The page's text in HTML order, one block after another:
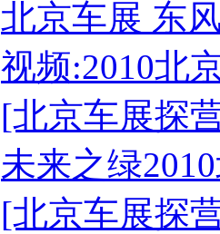
北京车展 东
视频:2010北
[北京车展探
未来之绿
[北京车展探